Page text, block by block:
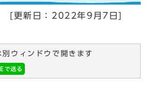
[更新日： 2022年9月7日
ウィンドウで開きます